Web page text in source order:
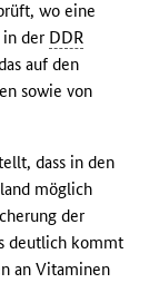
wo eine
der DDR
auf den
sowie von
dass in den
möglich
der
deutlich kommt
an Vitaminen